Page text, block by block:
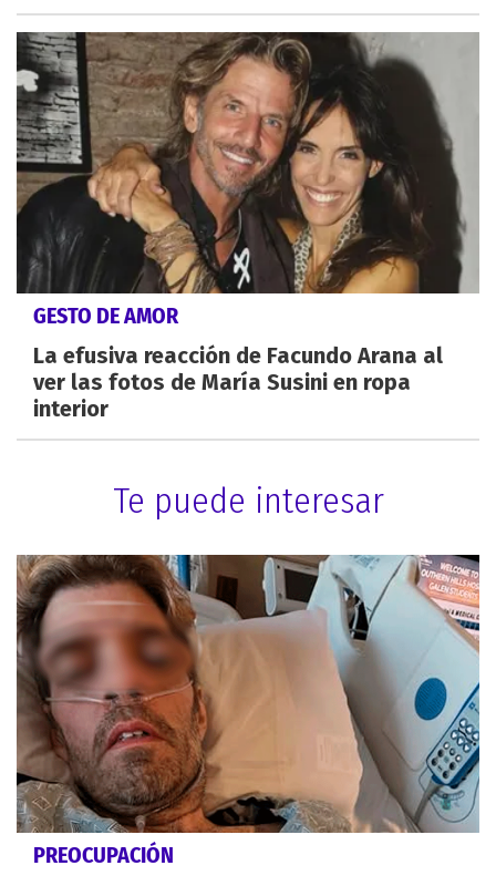
GESTO DE AMOR
La efusiva reacción de Facundo Arana al
ver las fotos de María Susini en ropa
interior
Te puede interesar
PREOCUPACIÓN